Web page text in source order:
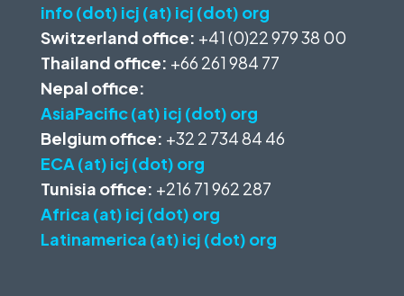
info (dot) icj (at) icj (dot) org
Switzerland office: +41 (0)22 979 38 00
Thailand office: +66 261 984 77
Nepal office:
AsiaPacific (at) icj (dot) org
Belgium office: +32 2 734 84 46
ECA (at) icj (dot) org
Tunisia office: +216 71 962 287
Africa (at) icj (dot) org
Latinamerica (at) icj (dot) org